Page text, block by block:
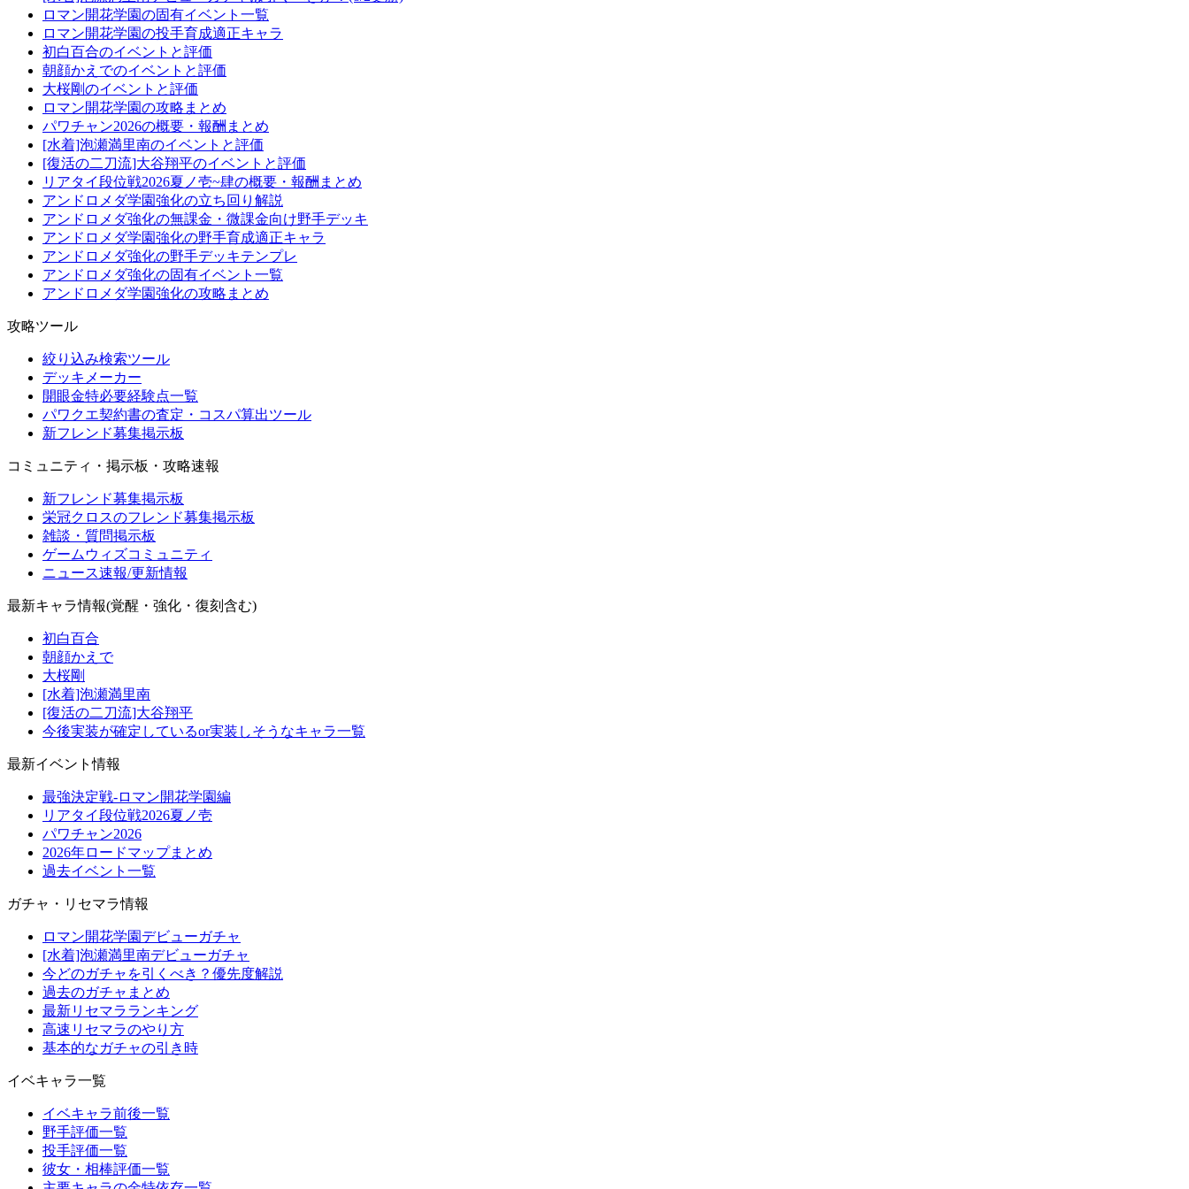
ロマン開花学園の固有イベント一覧
ロマン開花学園の投手育成適正キャラ
初白百合のイベントと評価
朝顔かえでのイベントと評価
大桜剛のイベントと評価
ロマン開花学園の攻略まとめ
パワチャン2026の概要・報酬まとめ
[水着]泡瀬満里南のイベントと評価
[復活の二刀流]大谷翔平のイベントと評価
リアタイ段位戦2026夏ノ壱~肆の概要・報酬まとめ
アンドロメダ学園強化の立ち回り解説
アンドロメダ強化の無課金・微課金向け野手デッキ
アンドロメダ学園強化の野手育成適正キャラ
アンドロメダ強化の野手デッキテンプレ
アンドロメダ強化の固有イベント一覧
アンドロメダ学園強化の攻略まとめ
攻略ツール
絞り込み検索ツール
デッキメーカー
開眼金特必要経験点一覧
パワクエ契約書の査定・コスパ算出ツール
新フレンド募集掲示板
コミュニティ・掲示板・攻略速報
新フレンド募集掲示板
栄冠クロスのフレンド募集掲示板
雑談・質問掲示板
ゲームウィズコミュニティ
ニュース速報/更新情報
最新キャラ情報(覚醒・強化・復刻含む)
初白百合
朝顔かえで
大桜剛
[水着]泡瀬満里南
[復活の二刀流]大谷翔平
今後実装が確定しているor実装しそうなキャラ一覧
最新イベント情報
最強決定戦-ロマン開花学園編
リアタイ段位戦2026夏ノ壱
パワチャン2026
2026年ロードマップまとめ
過去イベント一覧
ガチャ・リセマラ情報
ロマン開花学園デビューガチャ
[水着]泡瀬満里南デビューガチャ
今どのガチャを引くべき？優先度解説
過去のガチャまとめ
最新リセマラランキング
高速リセマラのやり方
基本的なガチャの引き時
イベキャラ一覧
イベキャラ前後一覧
野手評価一覧
投手評価一覧
彼女・相棒評価一覧